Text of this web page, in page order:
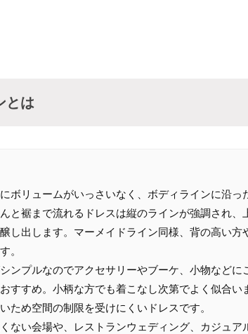
とは
ボリュームがいっさいなく、ボディラインに沿っ
と裾まで流れるドレスは縦のラインが強調され、
し出します。マーメイドライン同様、背の高い方
。
シンプルなのでアクセサリーやブーケ、小物などに
すすめ。小柄な方でも着こなし次第でよく似合い
ため空間の制限を受けにくいドレスです。
ない会場や、レストランウェディング、カジュア